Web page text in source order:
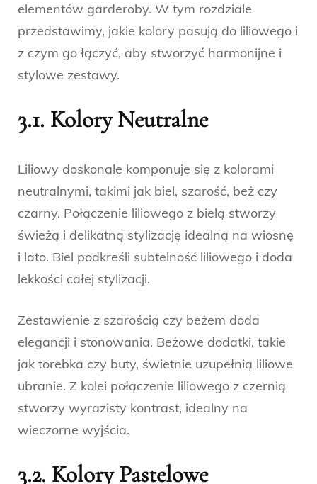
elementów garderoby. W tym rozdziale
przedstawimy, jakie kolory pasują do liliowego i
z czym go łączyć, aby stworzyć harmonijne i
stylowe zestawy.
3.1. Kolory Neutralne
Liliowy doskonale komponuje się z kolorami
neutralnymi, takimi jak biel, szarość, beż czy
czarny. Połączenie liliowego z bielą stworzy
świeżą i delikatną stylizację idealną na wiosnę
i lato. Biel podkreśli subtelność liliowego i doda
lekkości całej stylizacji.
Zestawienie z szarością czy beżem doda
elegancji i stonowania. Beżowe dodatki, takie
jak torebka czy buty, świetnie uzupełnią liliowe
ubranie. Z kolei połączenie liliowego z czernią
stworzy wyrazisty kontrast, idealny na
wieczorne wyjścia.
3.2. Kolory Pastelowe